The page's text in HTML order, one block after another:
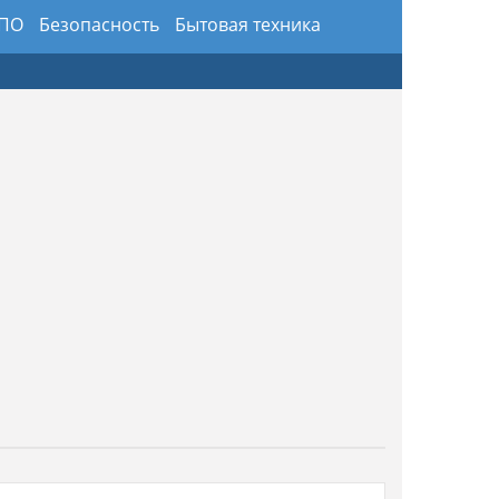
Безопасность
Бытовая техника
Предметы интерьера и обихода